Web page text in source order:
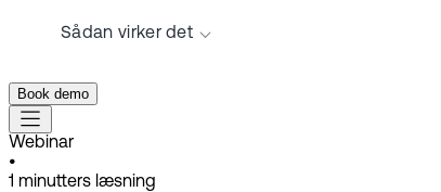
Sådan virker det
Book demo
Webinar
•
1 minutters læsning